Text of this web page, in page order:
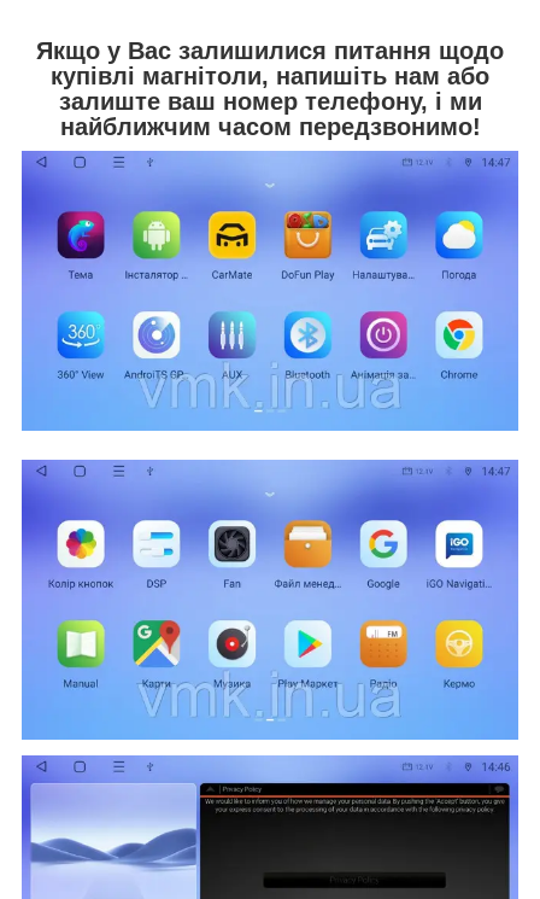
Якщо у Вас залишилися питання щодо
купівлі магнітоли, напишіть нам або
залиште ваш номер телефону, і ми
найближчим часом передзвонимо!